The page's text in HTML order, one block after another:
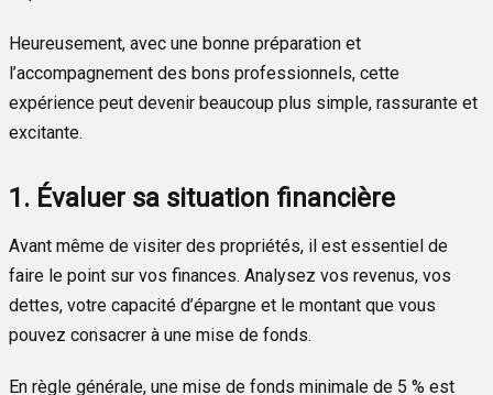
Heureusement, avec une bonne préparation et
l’accompagnement des bons professionnels, cette
expérience peut devenir beaucoup plus simple, rassurante et
excitante.
1. Évaluer sa situation financière
Avant même de visiter des propriétés, il est essentiel de
faire le point sur vos finances. Analysez vos revenus, vos
dettes, votre capacité d’épargne et le montant que vous
pouvez consacrer à une mise de fonds.
En règle générale, une mise de fonds minimale de 5 % est